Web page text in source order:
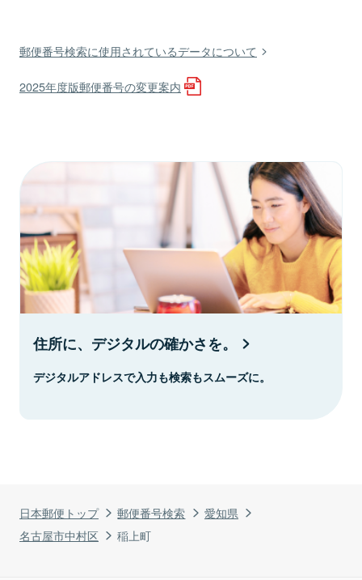
日本郵便トップ 郵便番号検索
愛知県
名古屋市中村区
稲上町
郵便番号検索に使用されているデータについて
2025年度版郵便番号の変更案内
住所に、デジタルの確かさを。
デジタルアドレスで入力も検索もスムーズに。